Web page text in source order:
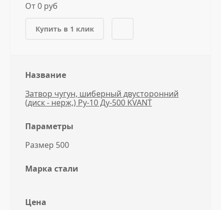
От 0 руб
Купить в 1 клик
Название
Затвор чугун, шиберный двусторонний
(диск - нерж,) Ру-10 Ду-500 KVANT
Параметры
Размер 500
Марка стали
Цена